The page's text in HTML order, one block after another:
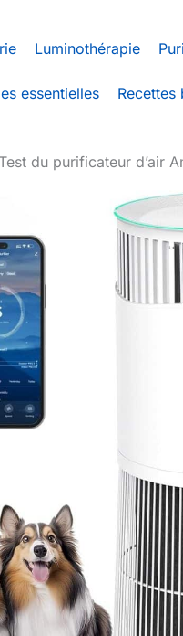
Luminothérapie
essentielles Recettes
Test du purificateur d’air